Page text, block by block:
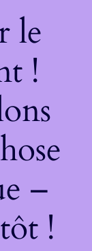
le
!
–
!